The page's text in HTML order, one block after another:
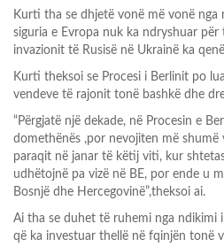
Kurti tha se dhjetë vonë më vonë nga
siguria e Evropa nuk ka ndryshuar për
invazionit të Rusisë në Ukrainë ka
Kurti theksoi se Procesi i Berlinit po
vendeve të rajonit tonë bashkë dhe
“Përgjatë një dekade, në Procesin e
domethënës ,por nevojiten më shumë
paraqit në janar të këtij viti, kur
udhëtojnë pa vizë në BE, por ende u
Bosnjë dhe Hercegovinë”,theksoi ai.
Ai tha se duhet të ruhemi nga ndikimi
që ka investuar thellë në fqinjën tonë